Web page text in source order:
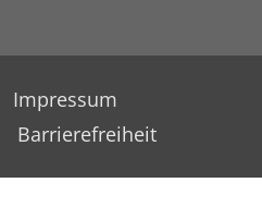
Impressum
Barrierefreiheit